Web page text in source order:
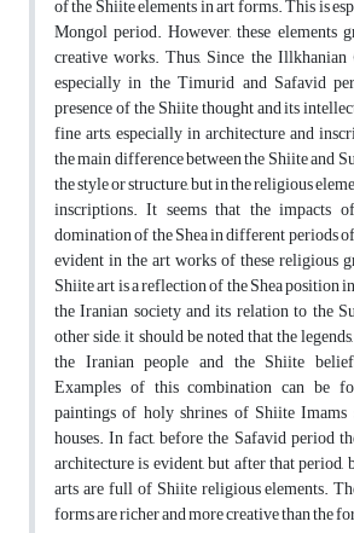
of the Shiite elements in art forms. This is
Mongol period. However, these elements
creative works. Thus, Since the Illkhanian
especially in the Timurid and Safavid
presence of the Shiite thought and its
fine arts, especially in architecture and
the main difference between the Shiite and
the style or structure, but in the religious
inscriptions. It seems that the impacts
domination of the Shea in different periods
evident in the art works of these religious
Shiite art is a reflection of the Shea position
the Iranian society and its relation to the
other side, it should be noted that the
the Iranian people and the Shiite
Examples of this combination can be
paintings of holy shrines of Shiite Imams
houses. In fact, before the Safavid period
architecture is evident, but after that
arts are full of Shiite religious elements.
forms are richer and more creative than the